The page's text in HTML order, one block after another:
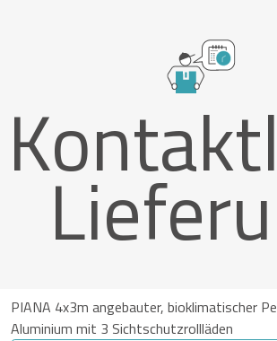
PIANA 4x3m angebauter, bioklimatischer
Aluminium mit 3 Sichtschutzrollläden